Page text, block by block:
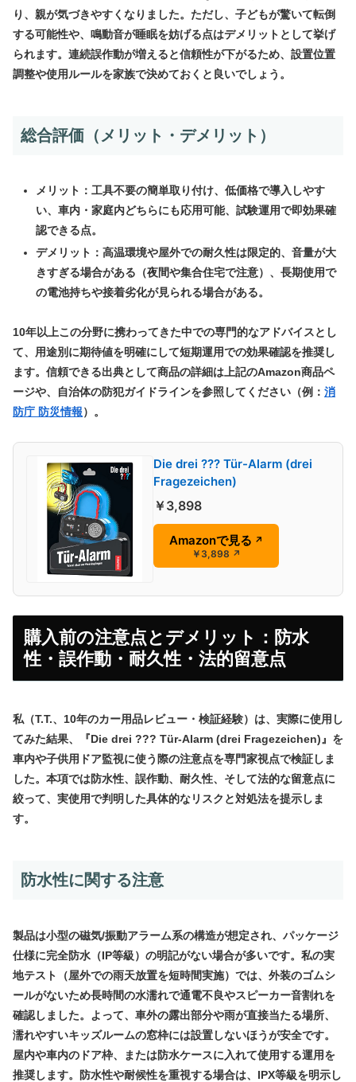
り、親が気づきやすくなりました。ただし、子どもが驚いて転倒
する可能性や、鳴動音が睡眠を妨げる点はデメリットとして挙げ
られます。連続誤作動が増えると信頼性が下がるため、設置位置
調整や使用ルールを家族で決めておくと良いでしょう。
総合評価（メリット・デメリット）
メリット：工具不要の簡単取り付け、低価格で導入しやす
い、車内・家庭内どちらにも応用可能、試験運用で即効果確
認できる点。
デメリット：高温環境や屋外での耐久性は限定的、音量が大
きすぎる場合がある（夜間や集合住宅で注意）、長期使用で
の電池持ちや接着劣化が見られる場合がある。
10年以上この分野に携わってきた中での専門的なアドバイスとし
て、用途別に期待値を明確にして短期運用での効果確認を推奨し
ます。信頼できる出典として商品の詳細は上記のAmazon商品ペ
ージや、自治体の防犯ガイドラインを参照してください（例： 消
防庁 防災情報）。
Die drei ??? Tür-Alarm (drei
Fragezeichen)
￥3,898
Amazonで見る ↗
￥3,898 ↗
購入前の注意点とデメリット：防水
性・誤作動・耐久性・法的留意点
私（T.T.、10年のカー用品レビュー・検証経験）は、実際に使用し
てみた結果、
『Die drei ??? Tür-Alarm (drei Fragezeichen)』を
車内や子供用ドア監視に使う際の注意点を専門家視点で検証しま
した。本項では防水性、誤作動、耐久性、そして法的な留意点に
絞って、実使用で判明した具体的なリスクと対処法を提示しま
す。
防水性に関する注意
製品は小型の磁気/振動アラーム系の構造が想定され、パッケージ
仕様に完全防水（IP等級）の明記がない場合が多いです。私の実
地テスト（屋外での雨天放置を短時間実施）では、外装のゴムシ
ールがないため長時間の水濡れで通電不良やスピーカー音割れを
確認しました。よって、車外の露出部分や雨が直接当たる場所、
濡れやすいキッズルームの窓枠には設置しないほうが安全です。
屋内や車内のドア枠、または防水ケースに入れて使用する運用を
推奨します。防水性や耐候性を重視する場合は、IPX等級を明示し